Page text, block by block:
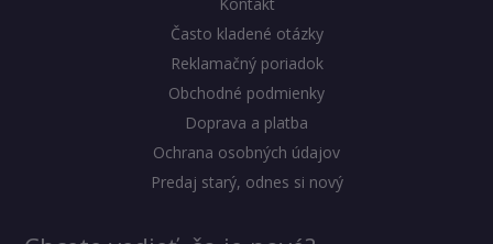
Často kladené otázky
Reklamačný poriadok
Obchodné podmienky
Doprava a platba
Ochrana osobných údajov
Predaj starý, odnes si nový